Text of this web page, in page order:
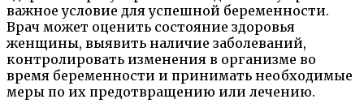
важное условие для успешной беременности.
Врач может оценить состояние здоровья
женщины, выявить наличие заболеваний,
контролировать изменения в организме во
время беременности и принимать необходимые
меры по их предотвращению или лечению.